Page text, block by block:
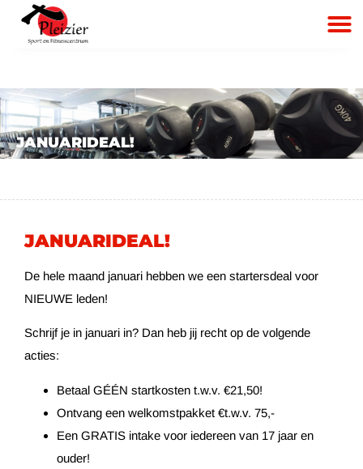
JANUARIDEAL!
JANUARIDEAL!
De hele maand januari hebben we een startersdeal voor
NIEUWE leden!
Schrijf je in januari in? Dan heb jij recht op de volgende
acties:
Betaal GÉÉN startkosten t.w.v. €21,50!
Ontvang een welkomstpakket €t.w.v. 75,-
Een GRATIS intake voor iedereen van 17 jaar en
ouder!